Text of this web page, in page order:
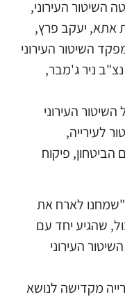
השיטור העירוני,
אתא, יעקב פרץ,
השיטור העירוני
ניר ג'מבר,
העירוני
לעירייה,
פיקוח
"שמחנו לארח את
שהגיע יחד עם
העירוני
מקדישה לנושא